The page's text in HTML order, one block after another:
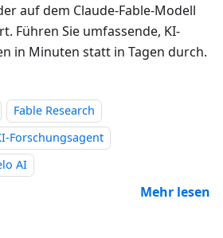
auf dem Claude-Fable-Modell
Führen Sie umfassende, KI-
in Minuten statt in Tagen durch.
Fable Research
Forschungsagent
AI
Mehr lesen